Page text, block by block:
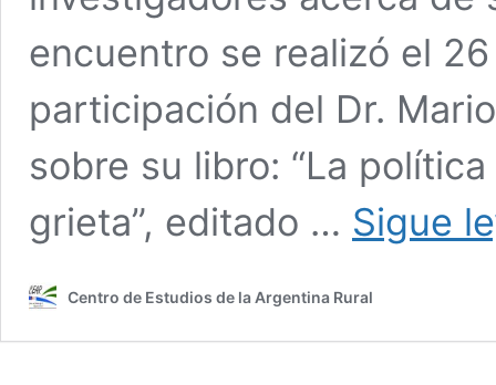
encuentro se realizó el
participación del Dr.
sobre su libro: “La
grieta”, editado … Sigue
Centro de Estudios de la Argentina Rural